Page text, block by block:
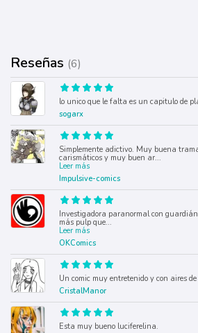
Reseñas (6)
lo unico que le falta es un capitulo de
sogarx
Simplemente adictivo. Muy buena
carismáticos y muy buen ar...
Leer más
Impulsive-comics
Investigadora paranormal con
más pulp que...
Leer más
OKComics
Un comic muy entretenido y con aires
CristalManor
Esta muy bueno luciferelina.